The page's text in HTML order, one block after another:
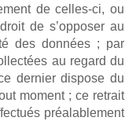
de celles-ci, ou
de s’opposer au
des données ; par
au regard du
dernier dispose du
moment ; ce retrait
préalablement